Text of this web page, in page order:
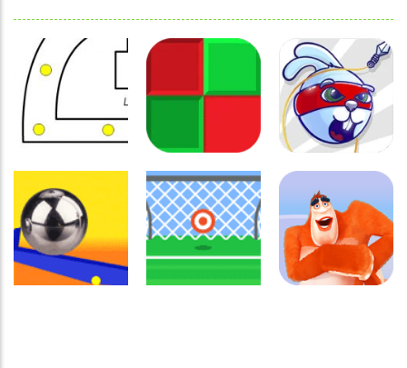
Coordenação
Motora
Labirinto do
Mouse
Coordenação
Motora
Não toque no
vermelho
Coordenação
Motora
Rabbit
Samurai